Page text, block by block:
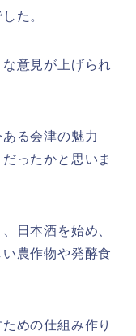
た。
意見が上げられ
る会津の魅力
ったかと思いま
日本酒を始め、
農作物や発酵食
めの仕組み作り